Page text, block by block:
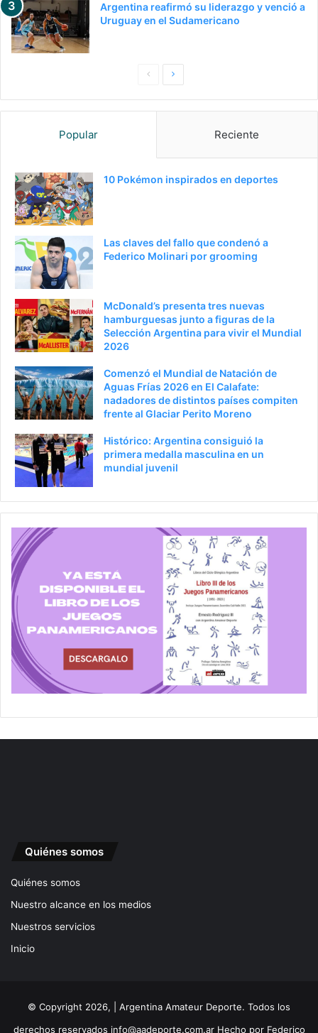
Argentina reafirmó su liderazgo y venció a
Uruguay en el Sudamericano
PaginaSiguiente
Popular Reciente
10 Pokémon inspirados en deportes
Las claves del fallo que condenó a
Federico Molinari por grooming
McDonald’s presenta tres nuevas
hamburguesas junto a figuras de la
Selección Argentina para vivir el Mundial
2026
Comenzó el Mundial de Natación de
Aguas Frías 2026 en El Calafate:
nadadores de distintos países compiten
frente al Glaciar Perito Moreno
Histórico: Argentina consiguió la
primera medalla masculina en un
mundial juvenil
Quiénes somos
Quiénes somos
Nuestro alcance en los medios
Nuestros servicios
Inicio
© Copyright 2026, | Argentina Amateur Deporte. Todos los
derechos reservados info@aadeporte.com.arHecho por Federico